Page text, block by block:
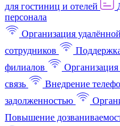
для гостиниц и отелей
персонала
Организация
сотрудников
филиалов
связь
Внедрение
задолженностью
Повышение